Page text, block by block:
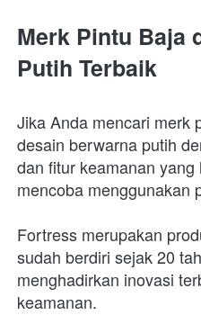
Merk Pintu Baja
Putih Terbaik
Jika Anda mencari merk
desain berwarna putih
dan fitur keamanan
mencoba menggunakan
Fortress merupakan
sudah berdiri sejak 20
menghadirkan inovasi
keamanan.